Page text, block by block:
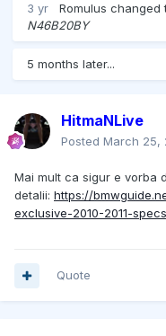
3 yr Romulus changed
N46B20BY
5 months later...
HitmaNLive
Posted March 25,
Mai mult ca sigur e vorba
detalii: https://
exclusive-2010-2011-
Quote